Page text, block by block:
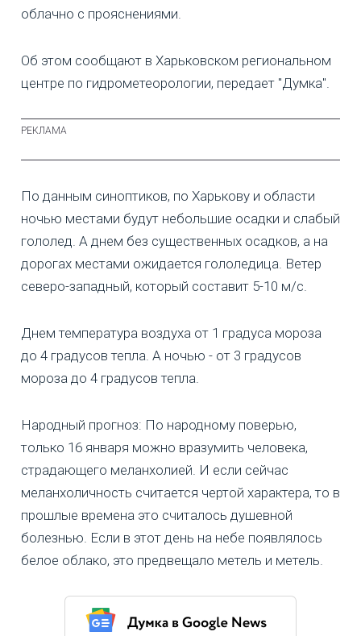
облачно с прояснениями.
Об этом сообщают в Харьковском региональном
центре по гидрометеорологии, передает "Думка".
По данным синоптиков, по Харькову и области
ночью местами будут небольшие осадки и слабый
гололед. А днем без существенных осадков, а на
дорогах местами ожидается гололедица. Ветер
северо-западный, который составит 5-10 м/с.
Днем температура воздуха от 1 градуса мороза
до 4 градусов тепла. А ночью - от 3 градусов
мороза до 4 градусов тепла.
Народный прогноз: По народному поверью,
только 16 января можно вразумить человека,
страдающего меланхолией. И если сейчас
меланхоличность считается чертой характера, то в
прошлые времена это считалось душевной
болезнью. Если в этот день на небе появлялось
белое облако, это предвещало метель и метель.